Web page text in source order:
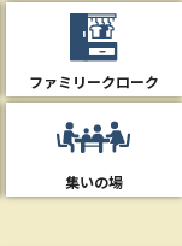
ファミリークローク
集いの場